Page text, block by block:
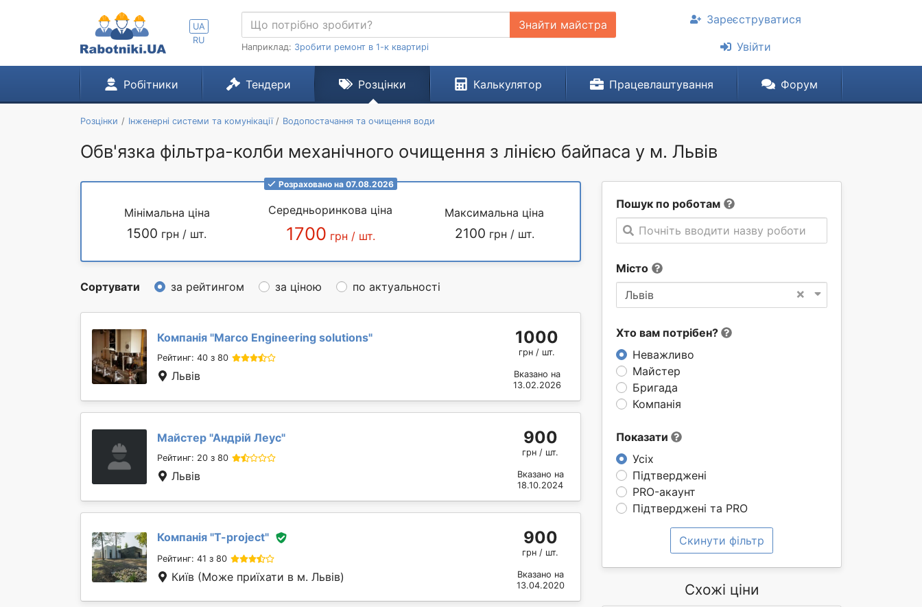
UA
RU
Знайти майстра
Наприклад: Зробити ремонт в 1-к квартирі
Зареєструватися
Увійти
Робітники Тендери Розцінки Калькулятор Працевлаштування Форум
Розцінки Інженерні системи та комунікації Водопостачання та очищення води
Обв'язка фільтра-колби механічного очищення з лінією байпаса у м. Львів
Пошук по роботам
Почніть вводити назву роботи
Місто
×
Львів
Хто вам потрібен?
Неважливо
Майстер
Бригада
Компанія
Показати
Усіх
Підтверджені
PRO-акаунт
Підтверджені та PRO
Скинути фільтр
Розраховано на 07.08.2026
Мінімальна ціна
1500 грн / шт.
Середньоринкова ціна
1700 грн / шт.
Максимальна ціна
2100 грн / шт.
Сортувати за рейтингом за ціною по актуальності
Компанія "Marcо Engineering solutions"
Рейтинг: 40 з 80
Львів
1000
грн / шт.
Вказано на
13.02.2026
Майстер "Андрій Леус"
Рейтинг: 20 з 80
Львів
900
грн / шт.
Вказано на
18.10.2024
Компанія "T-project"
Рейтинг: 41 з 80
Київ (Може приїхати в м. Львів)
900
грн / шт.
Вказано на
13.04.2020
Схожі ціни